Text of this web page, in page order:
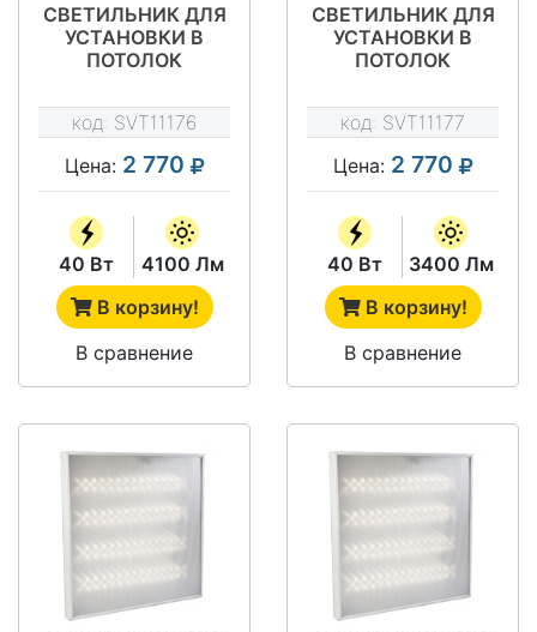
СВЕТИЛЬНИК ДЛЯ
УСТАНОВКИ В
ПОТОЛОК
ARM G-40-4X18-
MPR
код: SVT11176
Цена: 2 770
40 Вт
4100 Лм
В корзину!
В сравнение
СВЕТИЛЬНИК ДЛЯ
УСТАНОВКИ В
ПОТОЛОК
ARM G-40-4X18-
OMPR
код: SVT11177
Цена: 2 770
40 Вт
3400 Лм
В корзину!
В сравнение